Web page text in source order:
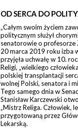
OD SERCA DO
„Całym swoim życiem
politycznym służył
senatorowie o profesorze
20 marca 2019 roku izba
przyjęła uchwałę w 10.
Religi, „wielkiego
polskiej transplantacji
wolnej Polski, senatora i
Tego samego dnia w
Stanisław Karczewski
„Mistrz Religa. Człowiek,
przygotowaną przez
Lekarską.